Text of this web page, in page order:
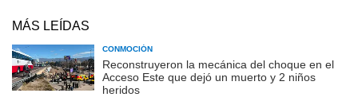
MÁS LEÍDAS
CONMOCIÓN
Reconstruyeron la mecánica del choque en el
Acceso Este que dejó un muerto y 2 niños
heridos